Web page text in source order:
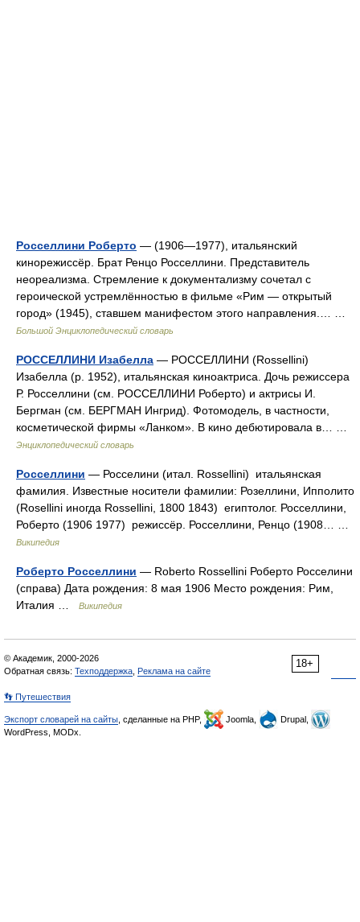
Росселлини Роберто — (1906—1977), итальянский
кинорежиссёр. Брат Ренцо Росселлини. Представитель
неореализма. Стремление к документализму сочетал с
героической устремлённостью в фильме «Рим — открытый
город» (1945), ставшем манифестом этого направления.… …
Большой Энциклопедический словарь
РОССЕЛЛИНИ Изабелла — РОССЕЛЛИНИ (Rossellini)
Изабелла (р. 1952), итальянская киноактриса. Дочь режиссера
Р. Росселлини (см. РОССЕЛЛИНИ Роберто) и актрисы И.
Бергман (см. БЕРГМАН Ингрид). Фотомодель, в частности,
косметической фирмы «Ланком». В кино дебютировала в… …
Энциклопедический словарь
Росселлини — Росселини (итал. Rossellini) итальянская
фамилия. Известные носители фамилии: Розеллини, Ипполито
(Rosellini иногда Rossellini, 1800 1843) египтолог. Росселлини,
Роберто (1906 1977) режиссёр. Росселлини, Ренцо (1908… …
Википедия
Роберто Росселлини — Roberto Rossellini Роберто Росселини
(справа) Дата рождения: 8 мая 1906 Место рождения: Рим,
Италия …
Википедия
18+
© Академик, 2000-2026
Обратная связь: Техподдержка Реклама на сайте
👣 Путешествия
Экспорт словарей на сайты , сделанные на PHP, Joomla,
Drupal,
WordPress, MODx.